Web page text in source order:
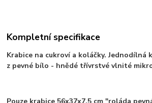
Kompletní specifikace
Krabice na cukroví a koláčky. Jednodílná
z pevné bílo - hnědé třívrstvé vlnité